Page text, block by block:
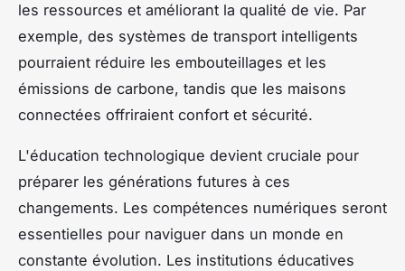
les ressources et améliorant la qualité de vie. Par
exemple, des systèmes de transport intelligents
pourraient réduire les embouteillages et les
émissions de carbone, tandis que les maisons
connectées offriraient confort et sécurité.
L'éducation technologique devient cruciale pour
préparer les générations futures à ces
changements. Les compétences numériques seront
essentielles pour naviguer dans un monde en
constante évolution. Les institutions éducatives